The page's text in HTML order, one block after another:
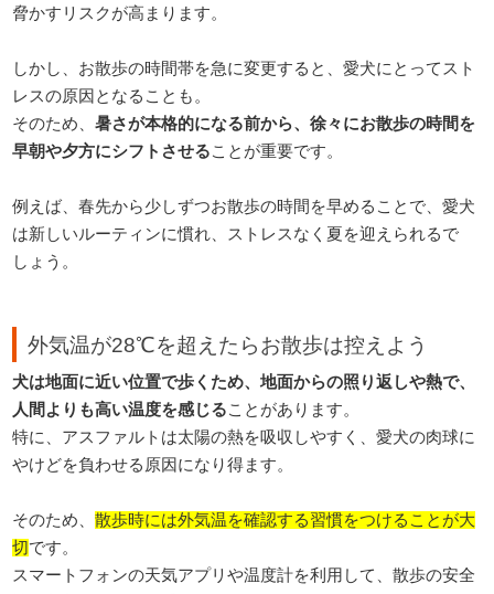
脅かすリスクが高まります。
しかし、お散歩の時間帯を急に変更すると、愛犬にとってスト
レスの原因となることも。
そのため、暑さが本格的になる前から、徐々にお散歩の時間を
早朝や夕方にシフトさせることが重要です。
例えば、春先から少しずつお散歩の時間を早めることで、愛犬
は新しいルーティンに慣れ、ストレスなく夏を迎えられるで
しょう。
外気温が28℃を超えたらお散歩は控えよう
犬は地面に近い位置で歩くため、地面からの照り返しや熱で、
人間よりも高い温度を感じることがあります。
特に、アスファルトは太陽の熱を吸収しやすく、愛犬の肉球に
やけどを負わせる原因になり得ます。
そのため、散歩時には外気温を確認する習慣をつけることが大
切です。
スマートフォンの天気アプリや温度計を利用して、散歩の安全